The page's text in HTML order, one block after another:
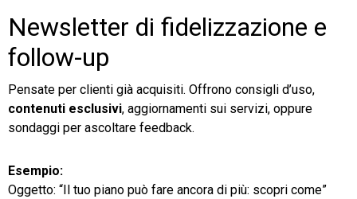
Newsletter di fidelizzazione e
follow-up
Pensate per clienti già acquisiti. Offrono consigli d’uso,
contenuti esclusivi, aggiornamenti sui servizi, oppure
sondaggi per ascoltare feedback.
Esempio:
Oggetto: “Il tuo piano può fare ancora di più: scopri come”